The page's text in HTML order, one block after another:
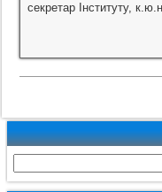
секретар Інституту,